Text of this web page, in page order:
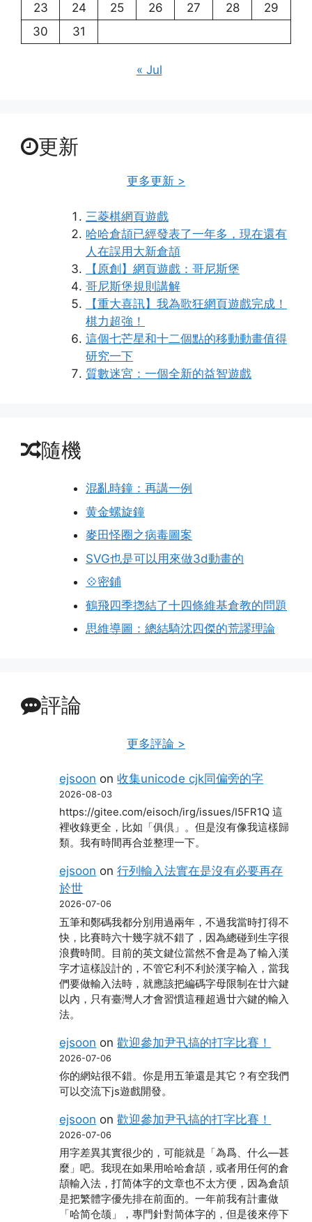
23 24 25 26 27 28
29
30
31
« Jul
更新
更多更新 >
三菱棋網頁遊戲
哈哈倉頡已經發表了一年多，現在還有
人在誤用大新倉頡
【原創】網頁遊戲：哥尼斯堡
哥尼斯堡規則講解
【重大喜訊】我為歌狂網頁遊戲完成！
棋力超強！
這個七芒星和十二個點的移動動畫值得
研究一下
質數迷宮：一個全新的益智遊戲
隨機
混亂時鐘：再講一例
黄金螺旋鐘
麥田怪圈之病毒圖案
SVG也是可以用來做3d動畫的
💠密鋪
鶴飛四季揔結了十四條維基倉教的問題
思維導圖：總結騎沈四傑的荒謬理論
評論
更多評論 >
ejsoon on收集unicode cjk同偏旁的字
2026-08-03
https://gitee.com/eisoch/irg/issues/I5FR1Q 這
裡收錄更全，比如「俱倶」。但是沒有像我這樣歸
類。我有時間再合並整理一下。
ejsoon on行列輸入法實在是沒有必要再存
於世
2026-07-06
五筆和鄭碼我都分別用過兩年，不過我當時打得不
快，比賽時六十幾字就不錯了，因為總碰到生字很
浪費時間。目前的英文鍵位當然不會是為了輸入漢
字才這樣設計的，不管它利不利於漢字輸入，當我
們要做輸入法時，就應該把編碼字母限制在廿六鍵
以內，只有臺灣人才會習慣這種超過廿六鍵的輸入
法。
ejsoon on歡迎參加尹卂搞的打字比賽！
2026-07-06
你的網站很不錯。你是用五筆還是其它？有空我們
可以交流下js遊戲開發。
ejsoon on歡迎參加尹卂搞的打字比賽！
2026-07-06
用字差異其實很少的，可能就是「為爲、什么―甚
麼」吧。我現在如果用哈哈倉頡，或者用任何的倉
頡輸入法，打简体字的文章也不太方便，因為倉頡
是把繁體字優先排在前面的。一年前我有計畫做
「哈简仓颉」，專門針對简体字的，但是後來停下